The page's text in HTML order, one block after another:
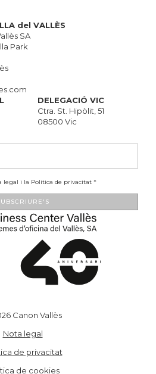
del VALLÈS
SA
Park
DELEGACIÓ VIC
Ctra. St. Hipòlit, 51
08500 Vic
legal i la Política de privacitat *
Canon Vallès
Nota legal
de privacitat
de cookies